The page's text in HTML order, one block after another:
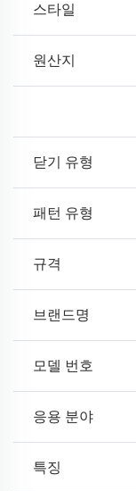
스타일
원산지
닫기 유형
패턴 유형
규격
브랜드명
모델 번호
응용 분야
특징